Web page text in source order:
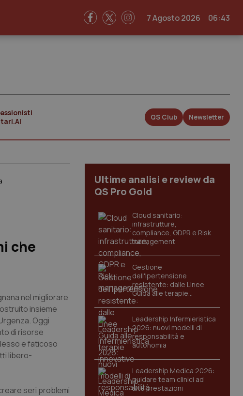
7 Agosto 2026 06:43
QS Club Newsletter
che
nel migliorare
insieme
Oggi
di risorse
e faticoso
libero-
seri problemi
Ultime analisi e review da
QS Pro Gold
Cloud sanitario:
infrastrutture,
compliance, GDPR e Risk
management
Gestione
dell'Ipertensione
resistente: dalle Linee
Guida alle terapie
innovative
Leadership Infermieristica
2026: nuovi modelli di
responsabilità e
autonomia
Leadership Medica 2026:
guidare team clinici ad
alte prestazioni